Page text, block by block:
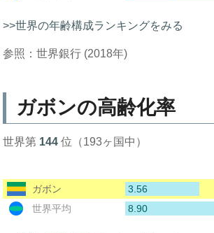
>>世界の年齢構成ランキングをみる
参照：世界銀行 (2018年)
ガボンの高齢化率
世界第 144 位（193ヶ国中）
ガボン
3.56
世界平均
8.90